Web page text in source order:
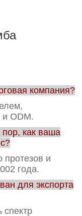
компания?
и ODM.
как ваша
протезов и
года.
для экспорта